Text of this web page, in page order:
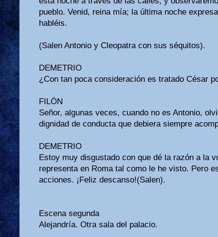
pueblo. Venid, reina mía; la última noche
habléis.
(Salen Antonio y Cleopatra con sus séquitos).
DEMETRIO
¿Con tan poca consideración es tratado César
FILÓN
Señor, algunas veces, cuando no es Antonio,
dignidad de conducta que debiera siempre
DEMETRIO
Estoy muy disgustado con que dé la razón a la
representa en Roma tal como le he visto. Pero
acciones. ¡Feliz descanso!(Salen).
Escena segunda
Alejandría. Otra sala del palacio.